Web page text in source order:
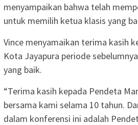
menyampaikan bahwa telah
untuk memilih ketua klasis yang
Vince menyamaikan terima kasih
Kota Jayapura periode
yang baik.
“Terima kasih kepada Pendeta
bersama kami selama 10 tahun.
dalam konferensi ini adalah